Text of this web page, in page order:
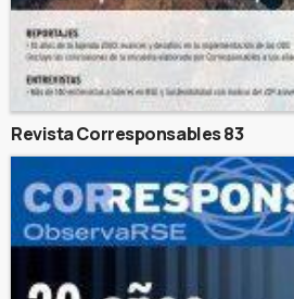
Revista Corresponsables 83